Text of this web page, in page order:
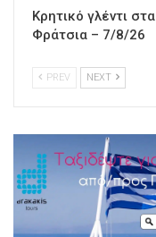
Κρητικό γλέντι στα
Φράτσια – 7/8/26
PREV NEXT